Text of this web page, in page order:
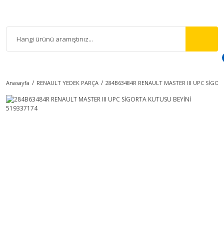
Anasayfa RENAULT YEDEK PARÇA 284B63484R RENAULT MASTER III UPC